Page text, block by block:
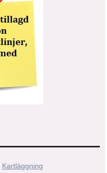
Kartläggning